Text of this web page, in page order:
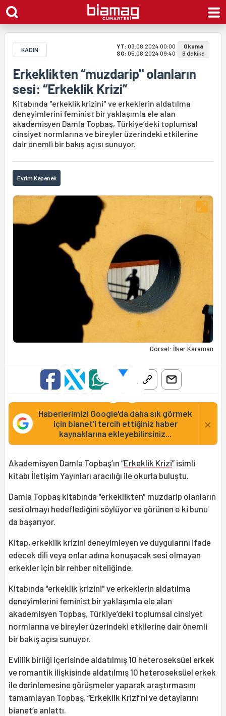
KADIN YT: 03.08.2024 00:00
SG: 05.08.2024 09:40
Okuma
8 dakika
Erkeklikten “muzdarip" olanların
sesi: “Erkeklik Krizi”
Kitabında "erkeklik krizini" ve erkeklerin aldatılma
deneyimlerini feminist bir yaklaşımla ele alan
akademisyen Damla Topbaş, Türkiye’deki toplumsal
cinsiyet normlarına ve bireyler üzerindeki etkilerine
dair önemli bir bakış açısı sunuyor.
Evrim Kepenek
Görsel: İlker Karaman
Haberlerimizi Google'da daha sık görmek
için bianet'i tercih ettiğiniz haber
kaynaklarına ekleyebilirsiniz...
×
Akademisyen Damla Topbaş’ın “Erkeklik Krizi” isimli
kitabı İletişim Yayınları aracılığı ile okurla buluştu.
Damla Topbaş kitabında "erkeklikten" muzdarip olanların
sesi olmayı hedeflediğini söylüyor ve görünen o ki bunu
da başarıyor.
Kitap, erkeklik krizini deneyimleyen ve duygularını ifade
edecek dili veya onlar adına konuşacak sesi olmayan
erkekler için bir rehber niteliğinde.
Kitabında "erkeklik krizini" ve erkeklerin aldatılma
deneyimlerini feminist bir yaklaşımla ele alan
akademisyen Topbaş, Türkiye’deki toplumsal cinsiyet
normlarına ve bireyler üzerindeki etkilerine dair önemli
bir bakış açısı sunuyor.
Evlilik birliği içerisinde aldatılmış 10 heteroseksüel erkek
ve romantik ilişkisinde aldatılmış 10 heteroseksüel erkek
ile derinlemesine görüşmeler yaparak araştırmasını
tamamlayan Topbaş, “Erkeklik Krizi”ni ve detaylarını
bianet’e anlattı.